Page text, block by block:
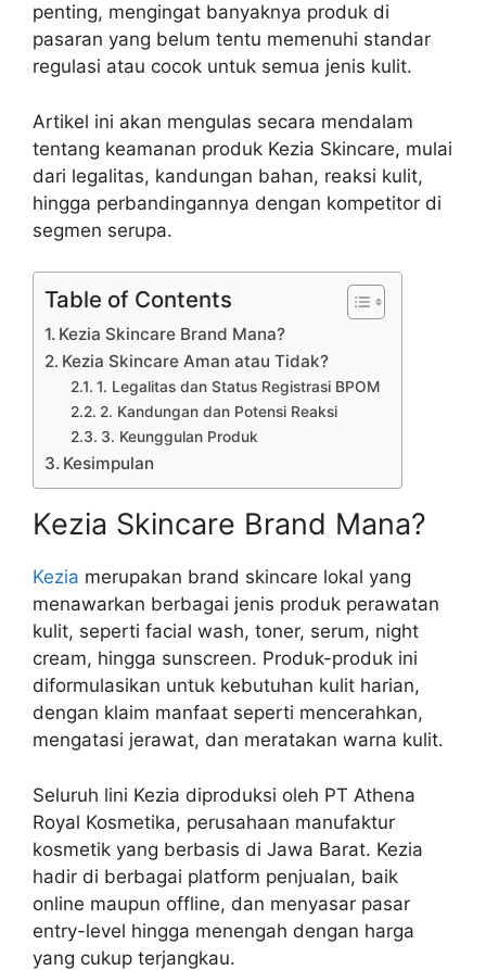
penting, mengingat banyaknya produk di
pasaran yang belum tentu memenuhi standar
regulasi atau cocok untuk semua jenis kulit.
Artikel ini akan mengulas secara mendalam
tentang keamanan produk Kezia Skincare, mulai
dari legalitas, kandungan bahan, reaksi kulit,
hingga perbandingannya dengan kompetitor di
segmen serupa.
Table of Contents
Kezia Skincare Brand Mana?
Kezia Skincare Aman atau Tidak?
1. Legalitas dan Status Registrasi BPOM
2. Kandungan dan Potensi Reaksi
3. Keunggulan Produk
Kesimpulan
Kezia Skincare Brand Mana?
Kezia merupakan brand skincare lokal yang
menawarkan berbagai jenis produk perawatan
kulit, seperti facial wash, toner, serum, night
cream, hingga sunscreen. Produk-produk ini
diformulasikan untuk kebutuhan kulit harian,
dengan klaim manfaat seperti mencerahkan,
mengatasi jerawat, dan meratakan warna kulit.
Seluruh lini Kezia diproduksi oleh PT Athena
Royal Kosmetika, perusahaan manufaktur
kosmetik yang berbasis di Jawa Barat. Kezia
hadir di berbagai platform penjualan, baik
online maupun offline, dan menyasar pasar
entry-level hingga menengah dengan harga
yang cukup terjangkau.